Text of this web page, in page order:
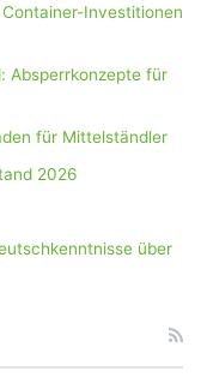
Investitionen
Absperrkonzepte für
für Mittelständler
2026
über